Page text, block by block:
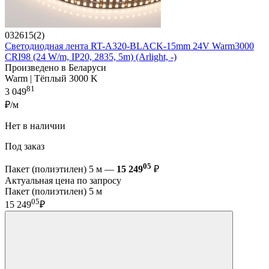
032615(2)
Светодиодная лента RT-A320-BLACK-15mm 24V Warm3000
CRI98 (24 W/m, IP20, 2835, 5m) (Arlight, -)
Произведено в Беларуси
Warm | Тёплый 3000 K
3 04981
₽/м
Нет в наличии
Под заказ
Пакет (полиэтилен) 5 м — 15 24905 ₽
Актуальная цена по запросу
Пакет (полиэтилен) 5 м
15 24905₽